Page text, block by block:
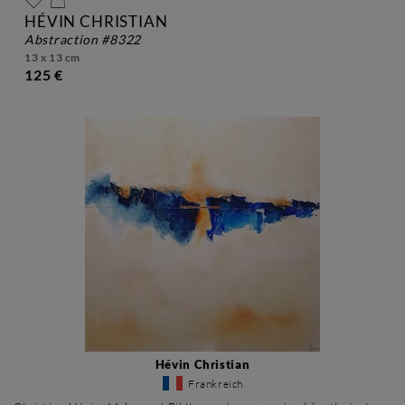
HÉVIN CHRISTIAN
abstraction #8322
13 x 13 cm
125 €
Hévin Christian
Frankreich